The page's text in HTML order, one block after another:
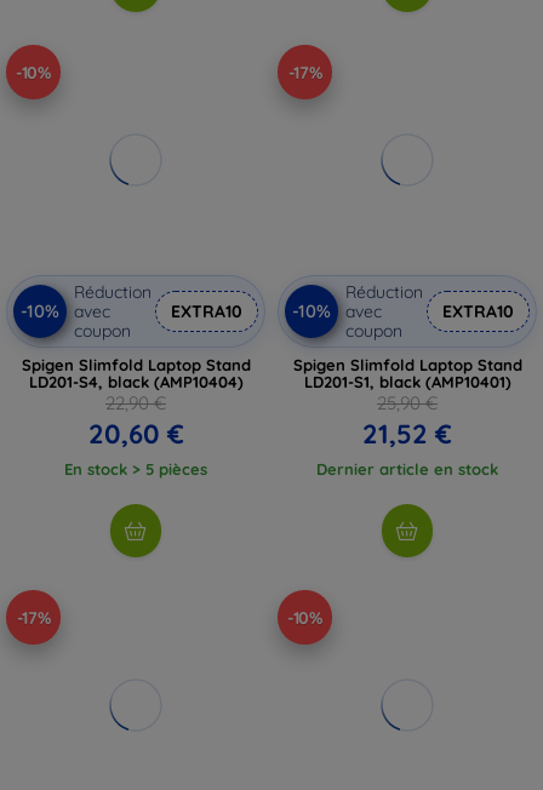
-10%
-10%
Réduction
avec
coupon
EXTRA10
Spigen Slimfold Laptop Stand
LD201-S4, black (AMP10404)
22,90 €
20,60 €
En stock > 5 pièces
-17%
-10%
Réduction
avec
coupon
EXTRA10
Spigen Slimfold Laptop Stand
LD201-S1, black (AMP10401)
25,90 €
21,52 €
Dernier article en stock
-17% -10%